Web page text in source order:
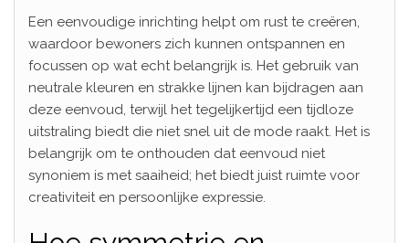
Een eenvoudige inrichting helpt om rust te creëren,
waardoor bewoners zich kunnen ontspannen en
focussen op wat echt belangrijk is. Het gebruik van
neutrale kleuren en strakke lijnen kan bijdragen aan
deze eenvoud, terwijl het tegelijkertijd een tijdloze
uitstraling biedt die niet snel uit de mode raakt. Het is
belangrijk om te onthouden dat eenvoud niet
synoniem is met saaiheid; het biedt juist ruimte voor
creativiteit en persoonlijke expressie.